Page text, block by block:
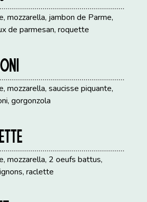
mozzarella, jambon de Parme,
de parmesan, roquette
mozzarella, saucisse piquante,
gorgonzola
mozzarella, 2 oeufs battus,
raclette